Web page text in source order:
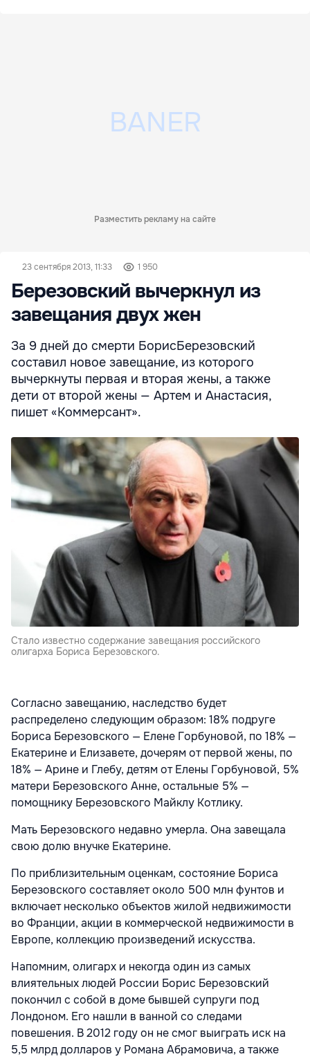
Разместить рекламу на сайте
23 сентября 2013, 11:33 1 950
Березовский вычеркнул из
завещания двух жен
За 9 дней до смерти БорисБерезовский
составил новое завещание, из которого
вычеркнуты первая и вторая жены, а также
дети от второй жены — Артем и Анастасия,
пишет «Коммерсант».
Стало известно содержание завещания российского
олигарха Бориса Березовского.
Согласно завещанию, наследство будет
распределено следующим образом: 18% подруге
Бориса Березовского — Елене Горбуновой, по 18% —
Екатерине и Елизавете, дочерям от первой жены, по
18% — Арине и Глебу, детям от Елены Горбуновой, 5%
матери Березовского Анне, остальные 5% —
помощнику Березовского Майклу Котлику.
Мать Березовского недавно умерла. Она завещала
свою долю внучке Екатерине.
По приблизительным оценкам, состояние Бориса
Березовского составляет около 500 млн фунтов и
включает несколько объектов жилой недвижимости
во Франции, акции в коммерческой недвижимости в
Европе, коллекцию произведений искусства.
Напомним, олигарх и некогда один из самых
влиятельных людей России Борис Березовский
покончил с собой в доме бывшей супруги под
Лондоном. Его нашли в ванной со следами
повешения. В 2012 году он не смог выиграть иск на
5,5 млрд долларов у Романа Абрамовича, а также